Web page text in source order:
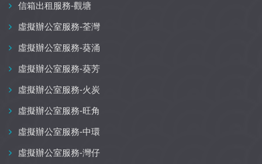
信箱出租服務-觀塘
虛擬辦公室服務-荃灣
虛擬辦公室服務-葵涌
虛擬辦公室服務-葵芳
虛擬辦公室服務-火炭
虛擬辦公室服務-旺角
虛擬辦公室服務-中環
虛擬辦公室服務-灣仔